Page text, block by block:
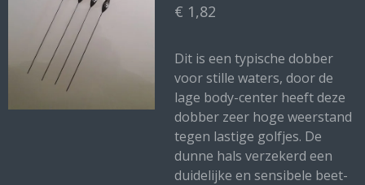
€ 1,82
Dit is een typische dobber
voor stille waters, door de
lage body-center heeft deze
dobber zeer hoge weerstand
tegen lastige golfjes. De
dunne hals verzekerd een
duidelijke en sensibele beet-